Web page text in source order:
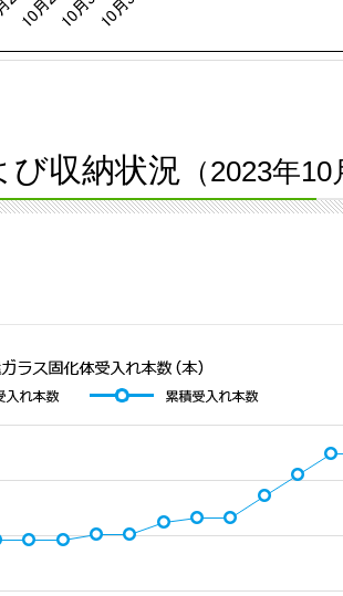
び収納状況 （2023年